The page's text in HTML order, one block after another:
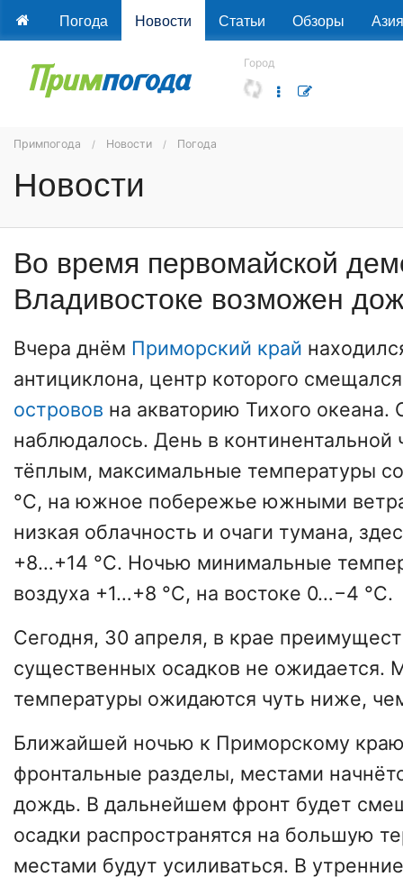
Погода Новости Статьи Обзоры Азия
Город
Примпогода Новости Погода
Новости
Во время первомайской
Владивостоке возможен
Вчера днём Приморский край
антициклона, центр которого
островов на акваторию Тихого океана.
наблюдалось. День в континентальной
тёплым, максимальные температуры
°C, на южное побережье южными
низкая облачность и очаги тумана,
+8…+14 °C. Ночью минимальные
воздуха +1…+8 °C, на востоке 0…−4 °C.
Сегодня, 30 апреля, в крае
существенных осадков не ожидается.
температуры ожидаются чуть ниже,
Ближайшей ночью к Приморскому
фронтальные разделы, местами
дождь. В дальнейшем фронт будет
осадки распространятся на большую
местами будут усиливаться. В